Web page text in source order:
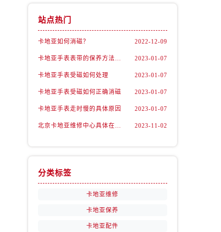
站点热门
卡地亚如何消磁？ 2022-12-09
卡地亚手表表带的保养方法有哪些？ 2023-01-07
卡地亚手表受磁如何处理 2023-01-07
卡地亚手表受磁如何正确消磁 2023-01-07
卡地亚手表走时慢的具体原因 2023-01-07
北京卡地亚维修中心具体在哪里？ 2023-11-02
分类标签
卡地亚维修
卡地亚保养
卡地亚配件